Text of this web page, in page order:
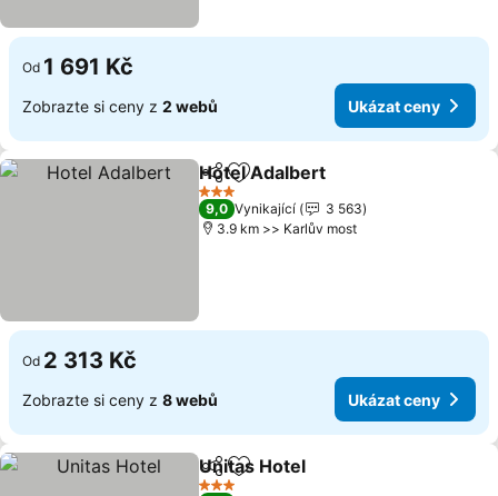
Od 1 691 Kč
Zobrazte si ceny z 2 webů Ukázat ceny
SdíletPřidat na seznam oblíbených
Hotel Adalbert
3 Počet hvězdiček
9,0 Vynikající
3 563
3.9 km >> Karlův most
Od 2 313 Kč
Zobrazte si ceny z 8 webů Ukázat ceny
SdíletPřidat na seznam oblíbených
Unitas Hotel
3 Počet hvězdiček